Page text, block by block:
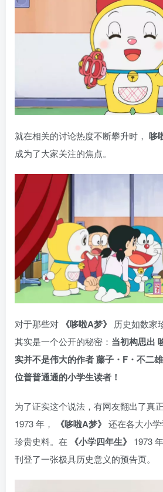
就在相关的讨论热度不断攀升时， 哆
成为了大家关注的焦点。
对于那些对 《哆啦A梦》
历史如数家
其实是一个公开的秘密： 当初构思出
实并不是伟大的作者 藤子・F・不二
位普普通通的小学生读者！
为了证实这个说法，有网友翻出了真
1973 年，
《哆啦A梦》 还在各大小
珍贵史料。在
《小学四年生》
1973
刊登了一张极具历史意义的预告页。